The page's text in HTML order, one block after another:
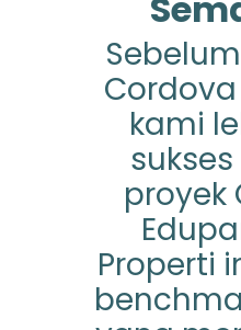
kami
proyek
Properti